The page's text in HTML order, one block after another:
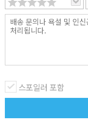
가 정성 들여 만들어 낸
과물’이기 때문이다. 유
내려 했다. 그렇게 이룬
계가 모호해지고, 창작
다. 사진을, 노래를, 내
우리는 외면으로 답하고
하려 드는 우리의 모습을
시금 생각해 볼 수 있다. 《바꿔!》의 박상기 작가가 펼쳐 내는 저작
스포일러 포함